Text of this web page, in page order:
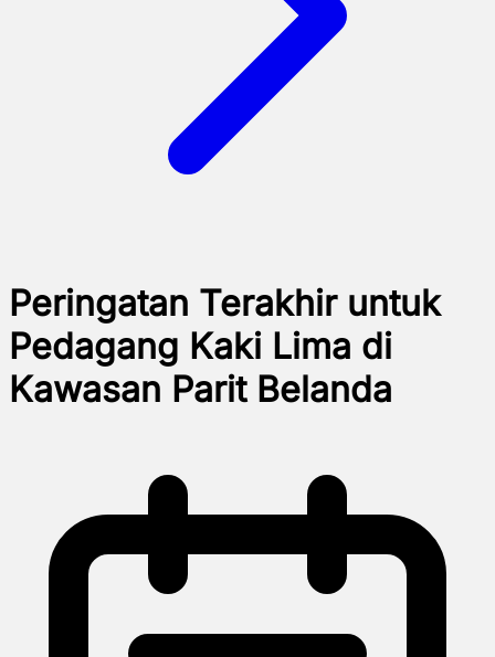
Peringatan Terakhir untuk
Pedagang Kaki Lima di
Kawasan Parit Belanda